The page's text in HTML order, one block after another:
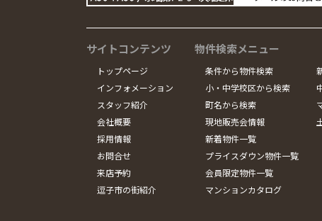
サイトコンテンツ
トップページ
インフォメーション
スタッフ紹介
会社概要
採用情報
お問合せ
来店予約
逗子市の街紹介
物件検索メニュー
条件から物件検索
小・中学校区から検索
町名から検索
現地販売会情報
新着物件一覧
プライスダウン物件一覧
会員限定物件一覧
マンションカタログ